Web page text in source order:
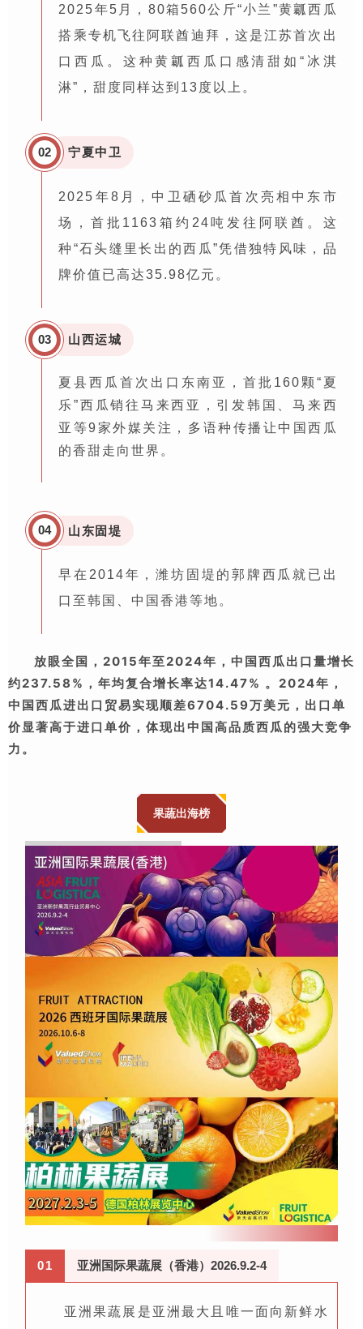
2025年5月，80箱560公斤“小兰”黄瓤西瓜
搭乘专机飞往阿联酋迪拜，这是江苏首次出
口西瓜。这种黄瓤西瓜口感清甜如“冰淇
淋”，甜度同样达到13度以上。
02 宁夏中卫
2025年8月，中卫硒砂瓜首次亮相中东市
场，首批1163箱约24吨发往阿联酋。这
种“石头缝里长出的西瓜”凭借独特风味，品
牌价值已高达35.98亿元。
03 山西运城
夏县西瓜首次出口东南亚，首批160颗“夏
乐”西瓜销往马来西亚，引发韩国、马来西
亚等9家外媒关注，多语种传播让中国西瓜
的香甜走向世界。
04 山东固堤
早在2014年，潍坊固堤的郭牌西瓜就已出
口至韩国、中国香港等地。
放眼全国，2015年至2024年，中国西瓜出口量增长
约237.58%，年均复合增长率达14.47% 。2024年，
中国西瓜进出口贸易实现顺差6704.59万美元，出口单
价显著高于进口单价，体现出中国高品质西瓜的强大竞争
力。
果蔬出海榜
01 亚洲国际果蔬展（香港）2026.9.2-4
亚洲果蔬展是亚洲最大且唯一面向新鲜水